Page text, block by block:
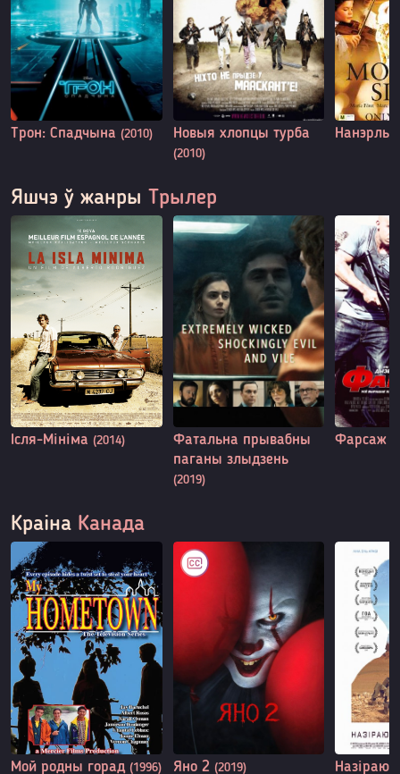
Трон: Спадчына (2010) Новыя хлопцы турба
(2010)
Нанэрль
Яшчэ ў жанры Трылер
Ісля-Мініма (2014)
Фатальна прывабны
паганы злыдзень
(2019)
Фарсаж
Краіна Канада
Мой родны горад (1996) Яно 2 (2019)